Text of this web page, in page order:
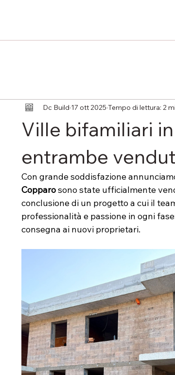
Ville bifamiliari
entrambe
Dc Build 17 ott 2025 Tempo di lettura: 2
Con grande soddisfazione
Copparo sono state ufficialmente
conclusione di un progetto a cui il
professionalità e passione in ogni
consegna ai nuovi proprietari.